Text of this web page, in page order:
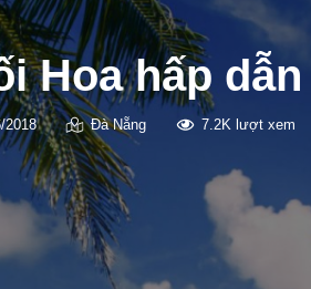
Hoa hấp
Đà Nẵng 7.2K lượt xem